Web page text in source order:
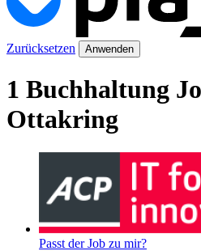
Zurücksetzen Anwenden
1 Buchhaltung
Ottakring
Passt der Job zu mir?